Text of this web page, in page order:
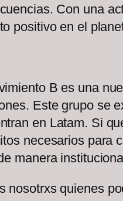
Con una
positivo en el
B es una
Este grupo se
en Latam. Si
necesarios para
manera
nosotrxs quienes